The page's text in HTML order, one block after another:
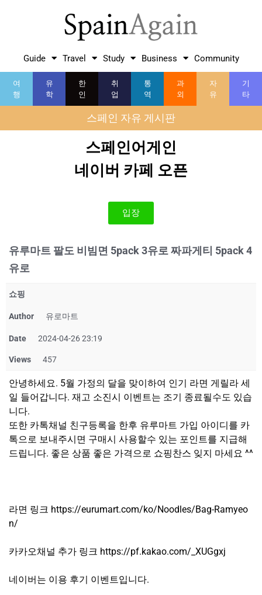
Guide Travel Study Business Community
여
행
유
학
한
인
취
업
통
역
과
외
자
유
기
타
스페인 자유 게시판
스페인어게인
네이버 카페 오픈
입장
유루마트 팔도 비빔면 5pack 3유로 짜파게티 5pack 4
유로
쇼핑
Author 유로마트
Date 2024-04-26 23:19
Views 457
안녕하세요. 5월 가정의 달을 맞이하여 인기 라면 게릴라 세
일 들어갑니다. 재고 소진시 이벤트는 조기 종료될수도 있습
니다.
또한 카톡채널 친구등록을 한후 유루마트 가입 아이디를 카
톡으로 보내주시면 구매시 사용할수 있는 포인트를 지급해
드립니다. 좋은 상품 좋은 가격으로 쇼핑찬스 잊지 마세요 ^^
라면 링크 https://eurumart.com/ko/Noodles/Bag-Ramyeo
n/
카카오채널 추가 링크 https://pf.kakao.com/_XUGgxj
네이버는 이용 후기 이벤트입니다.